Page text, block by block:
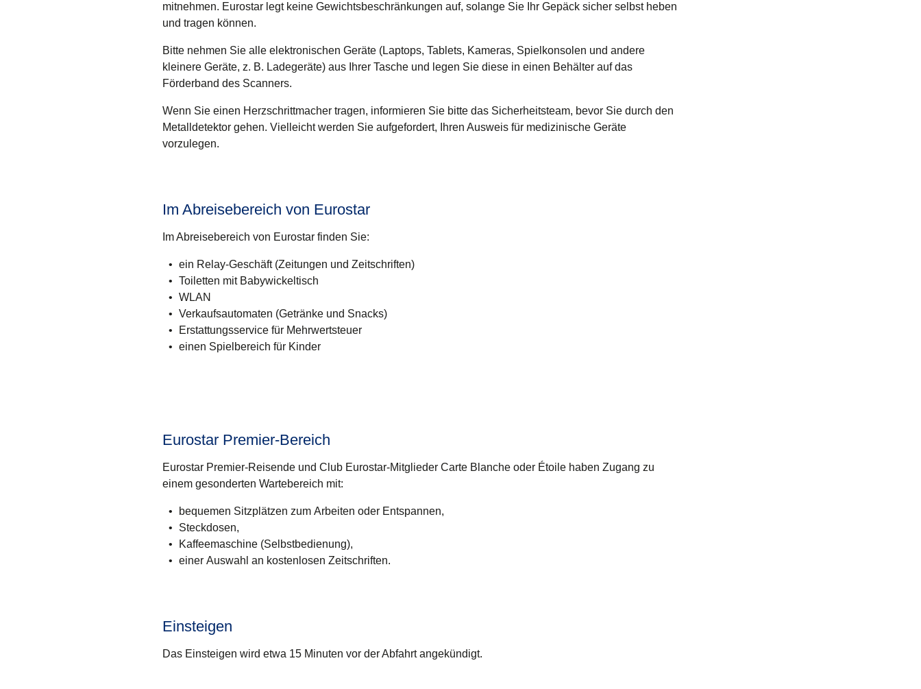
mitnehmen. Eurostar legt keine Gewichtsbeschränkungen auf, solange Sie Ihr Gepäck sicher selbst heben
und tragen können.
Bitte nehmen Sie alle elektronischen Geräte (Laptops, Tablets, Kameras, Spielkonsolen und andere
kleinere Geräte, z. B. Ladegeräte) aus Ihrer Tasche und legen Sie diese in einen Behälter auf das
Förderband des Scanners.
Wenn Sie einen Herzschrittmacher tragen, informieren Sie bitte das Sicherheitsteam, bevor Sie durch den
Metalldetektor gehen. Vielleicht werden Sie aufgefordert, Ihren Ausweis für medizinische Geräte
vorzulegen.
Im Abreisebereich von Eurostar
Im Abreisebereich von Eurostar finden Sie:
ein Relay-Geschäft (Zeitungen und Zeitschriften)
Toiletten mit Babywickeltisch
WLAN
Verkaufsautomaten (Getränke und Snacks)
Erstattungsservice für Mehrwertsteuer
einen Spielbereich für Kinder
Eurostar Premier-Bereich
Eurostar Premier-Reisende und Club Eurostar-Mitglieder Carte Blanche oder Étoile haben Zugang zu
einem gesonderten Wartebereich mit:
bequemen Sitzplätzen zum Arbeiten oder Entspannen,
Steckdosen,
Kaffeemaschine (Selbstbedienung),
einer Auswahl an kostenlosen Zeitschriften.
Einsteigen
Das Einsteigen wird etwa 15 Minuten vor der Abfahrt angekündigt.